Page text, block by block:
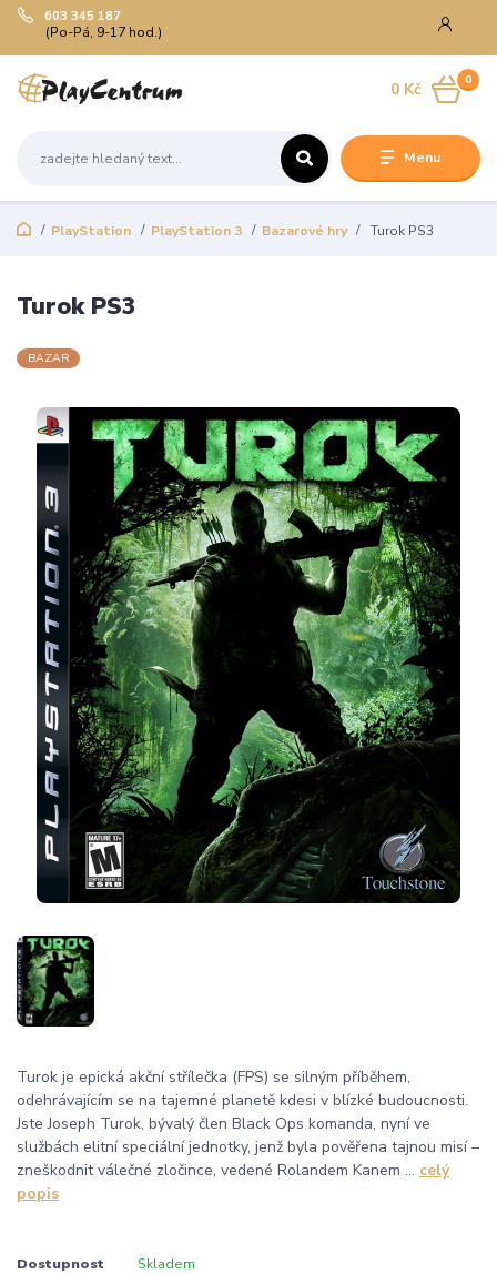
Menu
603 345 187
(Po-Pá, 9-17 hod.)
0
0 Kč
PlayStation PlayStation 3 Bazarové hry Turok PS3
Turok PS3
BAZAR
Turok je epická akční střílečka (FPS) se silným příběhem,
odehrávajícím se na tajemné planetě kdesi v blízké budoucnosti.
Jste Joseph Turok, bývalý člen Black Ops komanda, nyní ve
službách elitní speciální jednotky, jenž byla pověřena tajnou misí –
zneškodnit válečné zločince, vedené Rolandem Kanem ... celý
popis
Dostupnost Skladem